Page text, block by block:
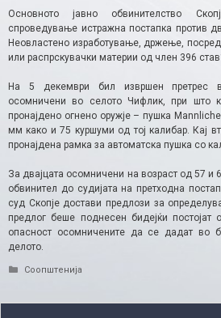
Основното јавно обвинителство
спроведување истражна постапка против
Неовластено изработување, држење,
или распрскувачки материи од член 396
На 5 декември бил извршен претрес
осомничени во селото Чифлик, при што
пронајдено огнено оружје – пушка
мм како и 75 куршуми од тој калибар. Кај
пронајдена рамка за автоматска пушка со
За двајцата осомничени на возраст од 57 и
обвинител до судијата на претходна
суд Скопје достави предлози за
предлог беше поднесен бидејќи постојат
опасност осомничените да се дадат во
делото.
Categories
Соопштенија